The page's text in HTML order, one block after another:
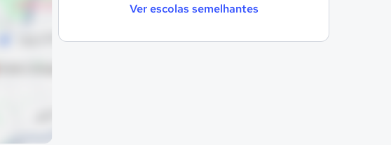
Ver escolas semelhantes